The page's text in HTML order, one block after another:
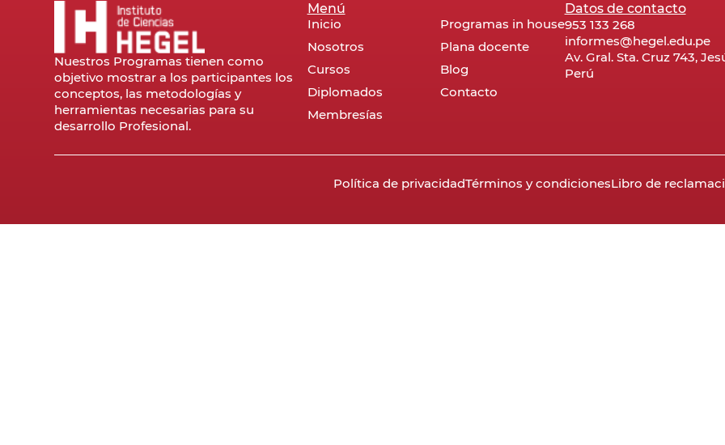
Nuestros Programas tienen como
objetivo mostrar a los participantes los
conceptos, las metodologías y
herramientas necesarias para su
desarrollo Profesional.
Menú
Inicio
Nosotros
Cursos
Diplomados
Membresías
Programas in house
Plana docente
Blog
Contacto
Datos de contacto
953 133 268
informes@hegel.edu.pe
Av. Gral. Sta. Cruz 743,
Perú
Política de privacidadTérminos y condicionesLibro de